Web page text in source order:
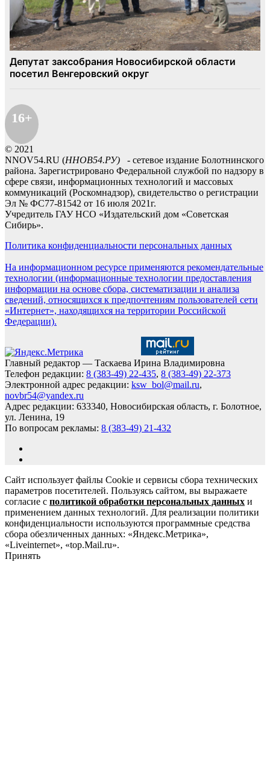
16+
© 2021
NNOV54.RU (ННОВ54.РУ) - сетевое издание Болотнинского
района. Зарегистрировано Федеральной службой по надзору в
сфере связи, информационных технологий и массовых
коммуникаций (Роскомнадзор), свидетельство о регистрации
Эл № ФС77-81542 от 16 июля 2021г.
Учредитель ГАУ НСО «Издательский дом «Советская
Сибирь».
Политика конфиденциальности персональных данных
На информационном ресурсе применяются рекомендательные
технологии (информационные технологии предоставления
информации на основе сбора, систематизации и анализа
сведений, относящихся к предпочтениям пользователей сети
«Интернет», находящихся на территории Российской
Федерации).
Главный редактор — Таскаева Ирина Владимировна
Телефон редакции: 8 (383-49) 22-435, 8 (383-49) 22-373
Электронной адрес редакции: ksw_bol@mail.ru,
novbr54@yandex.ru
Адрес редакции: 633340, Новосибирская область, г. Болотное,
ул. Ленина, 19
По вопросам рекламы: 8 (383-49) 21-432
Сайт использует файлы Cookie и сервисы сбора технических
параметров посетителей. Пользуясь сайтом, вы выражаете
согласие с политикой обработки персональных данных и
применением данных технологий. Для реализации политики
конфиденциальности используются программные средства
сбора обезличенных данных: «Яндекс.Метрика»,
«Liveinternet», «top.Mail.ru».
Принять